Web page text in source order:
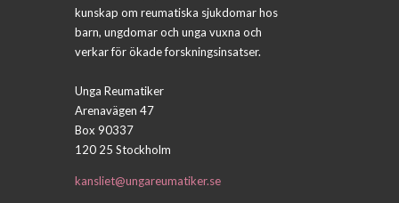
kunskap om reumatiska sjukdomar hos
barn, ungdomar och unga vuxna och
verkar för ökade forskningsinsatser.
Unga Reumatiker
Arenavägen 47
Box 90337
120 25 Stockholm
kansliet@ungareumatiker.se